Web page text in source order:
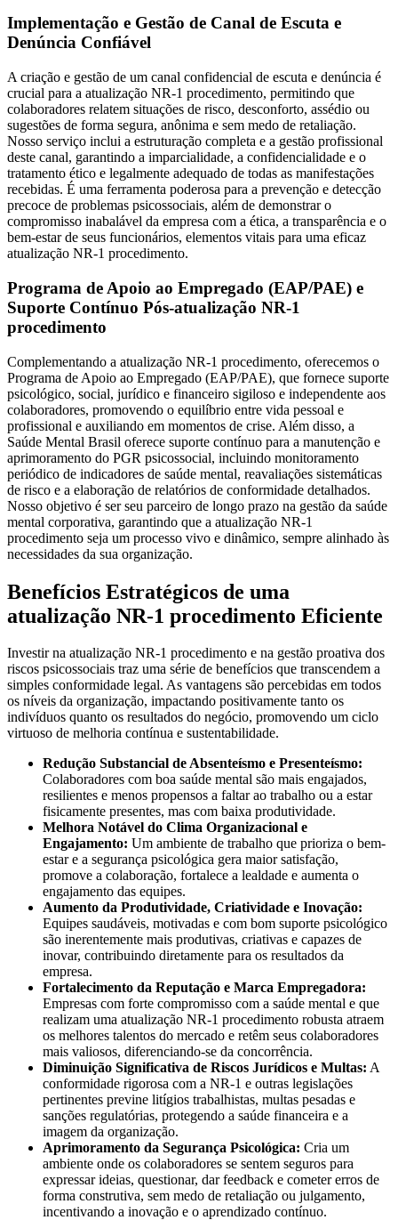
Implementação e Gestão de Canal de Escuta e
Denúncia Confiável
A criação e gestão de um canal confidencial de escuta e denúncia é
crucial para a atualização NR-1 procedimento, permitindo que
colaboradores relatem situações de risco, desconforto, assédio ou
sugestões de forma segura, anônima e sem medo de retaliação.
Nosso serviço inclui a estruturação completa e a gestão profissional
deste canal, garantindo a imparcialidade, a confidencialidade e o
tratamento ético e legalmente adequado de todas as manifestações
recebidas. É uma ferramenta poderosa para a prevenção e detecção
precoce de problemas psicossociais, além de demonstrar o
compromisso inabalável da empresa com a ética, a transparência e o
bem-estar de seus funcionários, elementos vitais para uma eficaz
atualização NR-1 procedimento.
Programa de Apoio ao Empregado (EAP/PAE) e
Suporte Contínuo Pós-atualização NR-1
procedimento
Complementando a atualização NR-1 procedimento, oferecemos o
Programa de Apoio ao Empregado (EAP/PAE), que fornece suporte
psicológico, social, jurídico e financeiro sigiloso e independente aos
colaboradores, promovendo o equilíbrio entre vida pessoal e
profissional e auxiliando em momentos de crise. Além disso, a
Saúde Mental Brasil oferece suporte contínuo para a manutenção e
aprimoramento do PGR psicossocial, incluindo monitoramento
periódico de indicadores de saúde mental, reavaliações sistemáticas
de risco e a elaboração de relatórios de conformidade detalhados.
Nosso objetivo é ser seu parceiro de longo prazo na gestão da saúde
mental corporativa, garantindo que a atualização NR-1
procedimento seja um processo vivo e dinâmico, sempre alinhado às
necessidades da sua organização.
Benefícios Estratégicos de uma
atualização NR-1 procedimento Eficiente
Investir na atualização NR-1 procedimento e na gestão proativa dos
riscos psicossociais traz uma série de benefícios que transcendem a
simples conformidade legal. As vantagens são percebidas em todos
os níveis da organização, impactando positivamente tanto os
indivíduos quanto os resultados do negócio, promovendo um ciclo
virtuoso de melhoria contínua e sustentabilidade.
Redução Substancial de Absenteísmo e Presenteísmo:
Colaboradores com boa saúde mental são mais engajados,
resilientes e menos propensos a faltar ao trabalho ou a estar
fisicamente presentes, mas com baixa produtividade.
Melhora Notável do Clima Organizacional e
Engajamento: Um ambiente de trabalho que prioriza o bem-
estar e a segurança psicológica gera maior satisfação,
promove a colaboração, fortalece a lealdade e aumenta o
engajamento das equipes.
Aumento da Produtividade, Criatividade e Inovação:
Equipes saudáveis, motivadas e com bom suporte psicológico
são inerentemente mais produtivas, criativas e capazes de
inovar, contribuindo diretamente para os resultados da
empresa.
Fortalecimento da Reputação e Marca Empregadora:
Empresas com forte compromisso com a saúde mental e que
realizam uma atualização NR-1 procedimento robusta atraem
os melhores talentos do mercado e retêm seus colaboradores
mais valiosos, diferenciando-se da concorrência.
Diminuição Significativa de Riscos Jurídicos e Multas: A
conformidade rigorosa com a NR-1 e outras legislações
pertinentes previne litígios trabalhistas, multas pesadas e
sanções regulatórias, protegendo a saúde financeira e a
imagem da organização.
Aprimoramento da Segurança Psicológica: Cria um
ambiente onde os colaboradores se sentem seguros para
expressar ideias, questionar, dar feedback e cometer erros de
forma construtiva, sem medo de retaliação ou julgamento,
incentivando a inovação e o aprendizado contínuo.